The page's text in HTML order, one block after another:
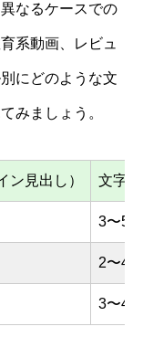
なるケースでの
系動画、レビュ
にどのような文
みましょう。
ン見出し） 文字
3〜5
2〜4
3〜4